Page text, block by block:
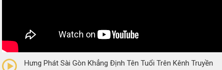
(0 Reviews)
Hưng Phát Sài Gòn Khẳng Định Tên Tuổi Trên Kênh Truyền